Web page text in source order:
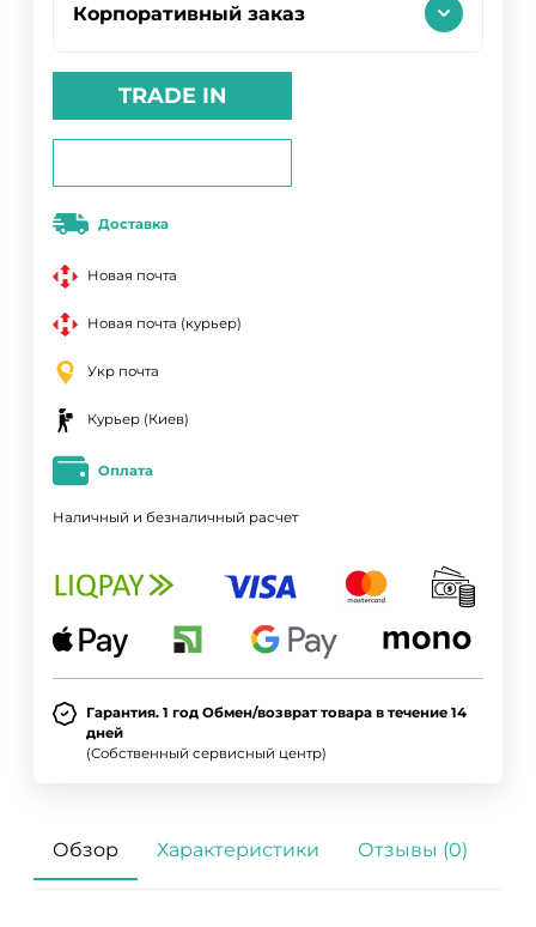
Корпоративный заказ
TRADE IN
Доставка
Новая почта
Новая почта (курьер)
Укр почта
Курьер (Киев)
Оплата
Наличный и безналичный расчет
Гарантия. 1 год Обмен/возврат товара в течение 14
дней
(Собственный сервисный центр)
Обзор Характеристики Отзывы (0)